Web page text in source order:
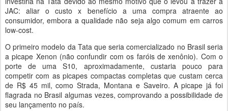
JAC: aliar o custo x benefício a uma compra atraente ao
consumidor, embora a qualidade não seja algo comum em carros
low-cost.
O primeiro modelo da Tata que seria comercializado no Brasil seria
a picape Xenon (não confundir com os faróis de xenônio). Com o
porte de uma S10, aproximadamente, custaria pouco para
competir com as picapes compactas completas que custam cerca
de R$ 45 mil, como Strada, Montana e Saveiro. A picape já foi
flagrada no Brasil algumas vezes, comprovando a possibilidade de
seu lançamento no país.